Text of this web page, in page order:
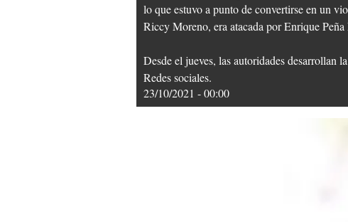
lo que estuvo a punto de convertirse en un
Riccy Moreno, era atacada por Enrique
Desde el jueves, las autoridades desarrollan
Redes sociales.
23/10/2021 - 00:00